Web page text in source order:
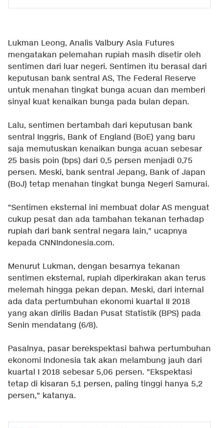
Lukman Leong, Analis Valbury Asia Futures
mengatakan pelemahan rupiah masih disetir oleh
sentimen dari luar negeri. Sentimen itu berasal dari
keputusan bank sentral AS, The Federal Reserve
untuk menahan tingkat bunga acuan dan memberi
sinyal kuat kenaikan bunga pada bulan depan.
Lalu, sentimen bertambah dari keputusan bank
sentral Inggris, Bank of England (BoE) yang baru
saja memutuskan kenaikan bunga acuan sebesar
25 basis poin (bps) dari 0,5 persen menjadi 0,75
persen. Meski, bank sentral Jepang, Bank of Japan
(BoJ) tetap menahan tingkat bunga Negeri Samurai.
"Sentimen eksternal ini membuat dolar AS menguat
cukup pesat dan ada tambahan tekanan terhadap
rupiah dari bank sentral negara lain," ucapnya
kepada CNNIndonesia.com.
Menurut Lukman, dengan besarnya tekanan
sentimen eksternal, rupiah diperkirakan akan terus
melemah hingga pekan depan. Meski, dari internal
ada data pertumbuhan ekonomi kuartal II 2018
yang akan dirilis Badan Pusat Statistik (BPS) pada
Senin mendatang (6/8).
Pasalnya, pasar berekspektasi bahwa pertumbuhan
ekonomi Indonesia tak akan melambung jauh dari
kuartal I 2018 sebesar 5,06 persen. "Ekspektasi
tetap di kisaran 5,1 persen, paling tinggi hanya 5,2
persen," katanya.